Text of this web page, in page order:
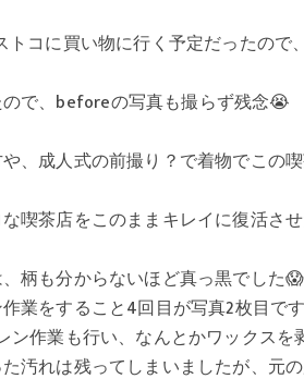
コに買い物に行く予定だったので
で、beforeの写真も撮らず残念😭
、成人式の前撮り？で着物でこの
喫茶店をこのままキレイに復活さ
柄も分からないほど真っ黒でした😱
業をすること4回目が写真2枚目で
作業も行い、なんとかワックス
汚れは残ってしまいましたが、元